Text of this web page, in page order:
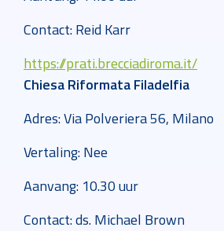
Contact: Reid Karr
https://prati.brecciadiroma.it/
Chiesa Riformata Filadelfia
Adres: Via Polveriera 56, Milano
Vertaling: Nee
Aanvang: 10.30 uur
Contact: ds. Michael Brown